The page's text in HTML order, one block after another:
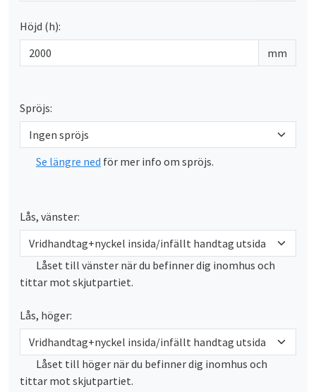
Höjd (h):
mm
Spröjs:
Se längre ned för mer info om spröjs.
Lås, vänster:
Låset till vänster när du befinner dig inomhus och
tittar mot skjutpartiet.
Lås, höger:
Låset till höger när du befinner dig inomhus och
tittar mot skjutpartiet.